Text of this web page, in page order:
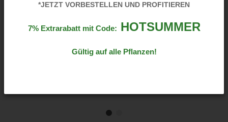
*JETZT VORBESTELLEN UND PROFITIEREN
7% Extrarabatt mit Code: HOTSUMMER
Gültig auf alle Pflanzen!